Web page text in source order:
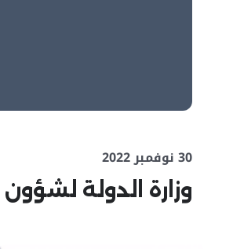
30 نوفمبر 2022
وزارة الدولة